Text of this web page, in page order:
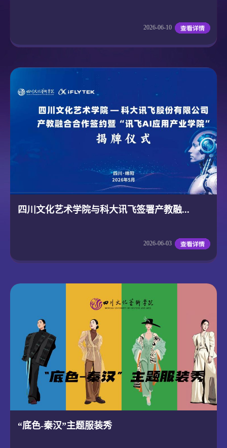
2026-06-10
四川文化艺术学院与科大讯飞签署产教融...
2026-06-03
“底色-秦汉”主题服装秀